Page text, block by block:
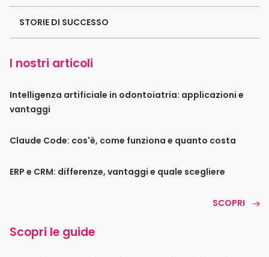
STORIE DI SUCCESSO
I nostri articoli
Intelligenza artificiale in odontoiatria: applicazioni e
vantaggi
Claude Code: cos'è, come funziona e quanto costa
ERP e CRM: differenze, vantaggi e quale scegliere
SCOPRI
Scopri le guide